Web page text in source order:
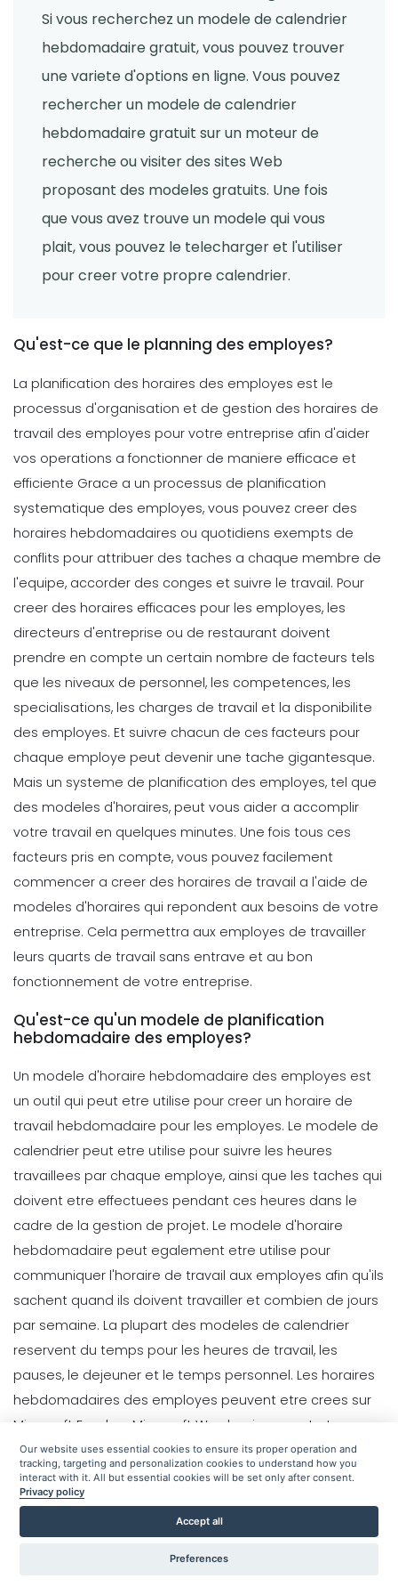
Michelle Jaco Oct 12, 2020
Conseils pour tirer le meilleur parti de
la journee de travail de votre equipe
Michelle Jaco Oct 12, 2020
Scheduling
travail parfait des employes
Michelle Jaco Oct 12, 2020
les pratiques de planification de
Michelle Jaco Oct 12, 2020
Comment stimuler le patronage des
restaurants
Michelle Jaco Oct 12, 2020
Ce que les clients apprecient le plus
dans un restaurant La
Michelle Jaco Oct 12, 2020
Ce qu'il faut rechercher dans un
planificateur d'employes
Michelle Jaco Oct 12, 2020
Scheduling
Les avantages des applications
Solid Work Schedule App
Michelle Jaco Oct 12, 2020
Scheduling
3 Raisons d'utiliser une application
de planification En
Michelle Jaco Oct 12, 2020
Scheduling
l'horaire de travail parfait App
Planification des
Michelle Jaco Oct 12, 2020
Scheduling
Comment le bon planificateur peut
generer de la valeur dans votre
entreprise La planification des
Scheduling
5 meilleures fonctionnalites des
applications d'emploi du temps
quotidien pour faciliter la creation
d'horaires de travail
Michelle Jaco Oct 12, 2020
modele d'horaire quotidien pour
votre restaurant L'
Scheduling
Utilisation de l'automatisation pour
facons simples de creer plus de
temps dans votre journee
Sanchari Chatterjee Apr 13, 2022
Time Management Software
Les 4 differents types d'horloges en
temps reel et leur fonctionnement
10 competences en gestion du temps
pour rendre votre journee plus
productive
Sanchari Chatterjee
Comment planifier des employes- 10
planification des employes dans le
cloud
Rédacteur Personnel Mar 29, 2022
Time Management Software
10 applications qui vous faciliteront
la vie grace a un calendrier
hebdomadaire
Management
Comment maximiser votre horaire d'
Michelle Jaco Oct 12, 2020
Management
Ce que signifie la planification
previsionnelle pour votre marque
Management
5 strategies productives de gestion
du temps pour vous motiver
Management
Comment gerer votre temps en tant
que gestionnaire de restaurant La
gestion du
Michelle Jaco Oct 12, 2020
Management
Pourquoi utiliser une application de
planification est plus rentable pour
votre entreprise
Michelle Jaco Oct 12, 2020
Management
Lois du travail dans les restaurants
Expliquees
Michelle Jaco Oct 12, 2020
Comment transformer la
planification en avantage
strategique avec une application de
planification
Michelle Jaco Oct 12, 2020
Management
Comment communiquer en equipe
Michelle Jaco
Si vous recherchez un modele de calendrier
hebdomadaire gratuit, vous pouvez trouver
une variete d'options en ligne. Vous pouvez
rechercher un modele de calendrier
hebdomadaire gratuit sur un moteur de
recherche ou visiter des sites Web
proposant des modeles gratuits. Une fois
que vous avez trouve un modele qui vous
plait, vous pouvez le telecharger et l'utiliser
pour creer votre propre calendrier.
Qu'est-ce que le planning des employes?
La planification des horaires des employes est le
processus d'organisation et de gestion des horaires de
travail des employes pour votre entreprise afin d'aider
vos operations a fonctionner de maniere efficace et
efficiente Grace a un processus de planification
systematique des employes, vous pouvez creer des
horaires hebdomadaires ou quotidiens exempts de
conflits pour attribuer des taches a chaque membre de
l'equipe, accorder des conges et suivre le travail. Pour
creer des horaires efficaces pour les employes, les
directeurs d'entreprise ou de restaurant doivent
prendre en compte un certain nombre de facteurs tels
que les niveaux de personnel, les competences, les
specialisations, les charges de travail et la disponibilite
des employes. Et suivre chacun de ces facteurs pour
chaque employe peut devenir une tache gigantesque.
Mais un systeme de planification des employes, tel que
des modeles d'horaires, peut vous aider a accomplir
votre travail en quelques minutes. Une fois tous ces
facteurs pris en compte, vous pouvez facilement
commencer a creer des horaires de travail a l'aide de
modeles d'horaires qui repondent aux besoins de votre
entreprise. Cela permettra aux employes de travailler
leurs quarts de travail sans entrave et au bon
fonctionnement de votre entreprise.
Qu'est-ce qu'un modele de planification
hebdomadaire des employes?
Un modele d'horaire hebdomadaire des employes est
un outil qui peut etre utilise pour creer un horaire de
travail hebdomadaire pour les employes. Le modele de
calendrier peut etre utilise pour suivre les heures
travaillees par chaque employe, ainsi que les taches qui
doivent etre effectuees pendant ces heures dans le
cadre de la gestion de projet. Le modele d'horaire
hebdomadaire peut egalement etre utilise pour
communiquer l'horaire de travail aux employes afin qu'ils
sachent quand ils doivent travailler et combien de jours
par semaine. La plupart des modeles de calendrier
reservent du temps pour les heures de travail, les
pauses, le dejeuner et le temps personnel. Les horaires
hebdomadaires des employes peuvent etre crees sur
Microsoft Excel ou Microsoft Word, qui peuvent etre
modifies et reutilises chaque semaine pour creer des
horaires de travail similaires de maniere systematique.
Ce modele de calendrier peut etre utilise a diverses fins,
telles que la gestion de projets, la preparation de
Our website uses essential cookies to ensure its proper operation and
tracking, targeting and personalization cookies to understand how you
interact with it. All but essential cookies will be set only after consent.
Privacy policy
Accept all
Preferences